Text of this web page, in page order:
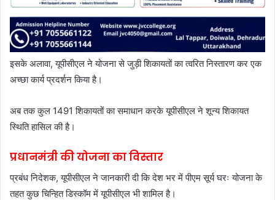
इसके अलावा, यूपीसीएल ने योजना से जुड़ी शिकायतों का त्वरित निस्तारण कर एक
अच्छा कार्य प्रदर्शन किया है।
अब तक कुल 1491 शिकायतों का समाधान करके यूपीसीएल ने शून्य शिकायत
स्थिति हासिल की है।
प्रधानमंत्री की योजना का विस्तार
प्रबंध निदेशक, यूपीसीएल ने जानकारी दी कि देश भर में पीएम सूर्य घरः योजना के
तहत कुछ चिन्हित डिस्कॉम में यूपीसीएल भी शामिल है।